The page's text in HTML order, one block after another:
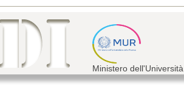
Ministero